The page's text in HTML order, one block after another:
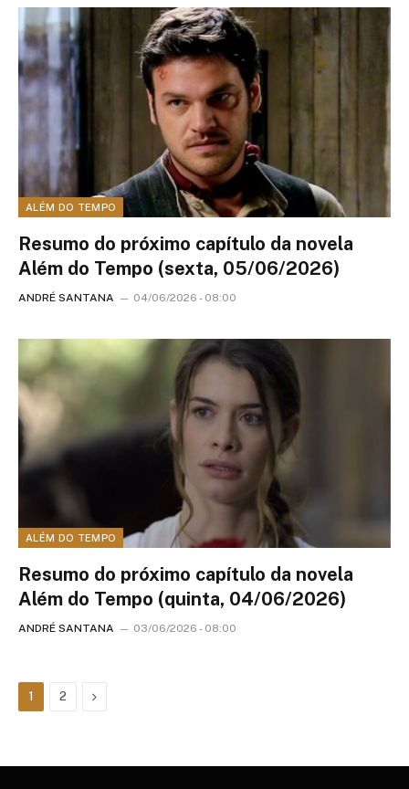
ALÉM DO TEMPO
Resumo do próximo capítulo da novela
Além do Tempo (sexta, 05/06/2026)
ANDRÉ SANTANA 04/06/2026 - 08:00
ALÉM DO TEMPO
Resumo do próximo capítulo da novela
Além do Tempo (quinta, 04/06/2026)
ANDRÉ SANTANA 03/06/2026 - 08:00
1 2 Next